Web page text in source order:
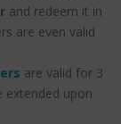
and redeem it in
are even valid
are valid for 3
extended upon